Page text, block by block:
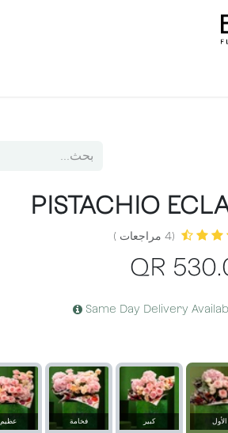
PISTACHIO
(4 مراجعات )
Same Day Delivery
الأول كبير فخامة عظيم